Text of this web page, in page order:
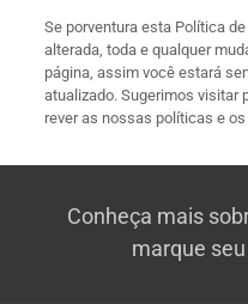
Se porventura esta Política
alterada, toda e qualquer
página, assim você estará
atualizado. Sugerimos visitar
rever as nossas políticas e
Conheça mais
marque seu